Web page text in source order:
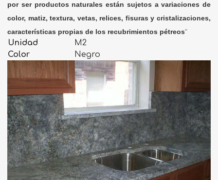
por ser productos naturales están sujetos a variaciones de
color, matiz, textura, vetas, relices, fisuras y cristalizaciones,
características propias de los recubrimientos pétreos"
Unidad
M2
Color
Negro